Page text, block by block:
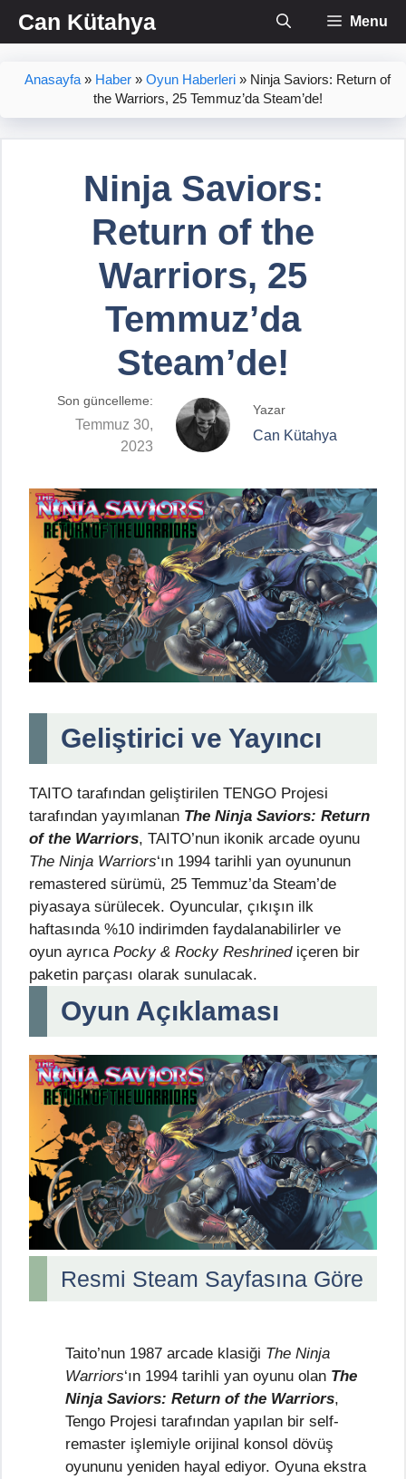
İçeriğe
atlaCan Kütahya Menu
Anasayfa » Haber » Oyun Haberleri » Ninja Saviors: Return of
the Warriors, 25 Temmuz’da Steam’de!
Ninja Saviors:
Return of the
Warriors, 25
Temmuz’da
Steam’de!
Son güncelleme:
Temmuz 30,
2023
Yazar
Can Kütahya
Geliştirici ve Yayıncı
TAITO tarafından geliştirilen TENGO Projesi
tarafından yayımlanan The Ninja Saviors: Return
of the Warriors, TAITO’nun ikonik arcade oyunu
The Ninja Warriors‘ın 1994 tarihli yan oyununun
remastered sürümü, 25 Temmuz’da Steam’de
piyasaya sürülecek. Oyuncular, çıkışın ilk
haftasında %10 indirimden faydalanabilirler ve
oyun ayrıca Pocky & Rocky Reshrinediçeren bir
paketin parçası olarak sunulacak.
Oyun Açıklaması
Resmi Steam Sayfasına Göre
Taito’nun 1987 arcade klasiği The Ninja
Warriors‘ın 1994 tarihli yan oyunu olan The
Ninja Saviors: Return of the Warriors,
Tengo Projesi tarafından yapılan bir self-
remaster işlemiyle orijinal konsol dövüş
oyununu yeniden hayal ediyor. Oyuna ekstra